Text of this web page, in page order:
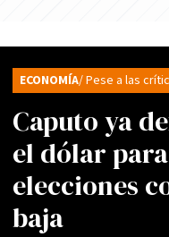
Caputo ya
el dólar
elecciones
baja
ECONOMÍA/ Pese a las